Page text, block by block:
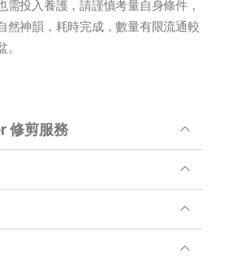
需投入養護，請謹慎考量自身條件，
然神韻，耗時完成，數量有限流通較
修剪服務